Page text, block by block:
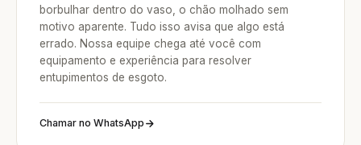
borbulhar dentro do vaso, o chão molhado sem
motivo aparente. Tudo isso avisa que algo está
errado. Nossa equipe chega até você com
equipamento e experiência para resolver
entupimentos de esgoto.
Chamar no WhatsApp